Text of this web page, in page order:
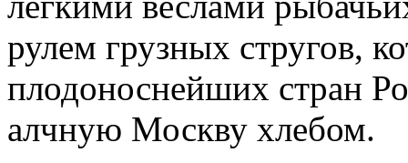
рулем грузных стругов,
плодоноснейших стран
алчную Москву хлебом.